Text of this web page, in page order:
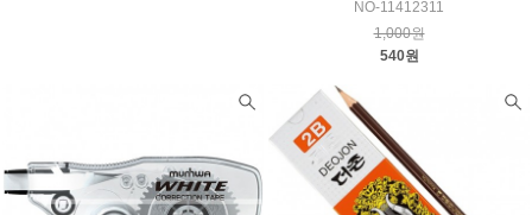
NO-11412311
1,000원
540원